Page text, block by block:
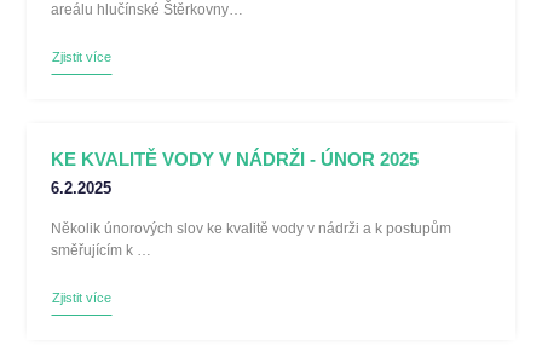
areálu hlučínské Štěrkovny…
Zjistit více
KE KVALITĚ VODY V NÁDRŽI - ÚNOR 2025
6.2.2025
Několik únorových slov ke kvalitě vody v nádrži a k postupům
směřujícím k …
Zjistit více